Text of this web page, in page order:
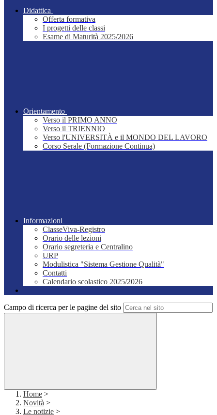
Didattica
Offerta formativa
I progetti delle classi
Esame di Maturità 2025/2026
Orientamento
Verso il PRIMO ANNO
Verso il TRIENNIO
Verso l'UNIVERSITÀ e il MONDO DEL LAVORO
Corso Serale (Formazione Continua)
Informazioni
ClasseViva-Registro
Orario delle lezioni
Orario segreteria e Centralino
URP
Modulistica "Sistema Gestione Qualità"
Contatti
Calendario scolastico 2025/2026
Campo di ricerca per le pagine del sito
Home >
Novità >
Le notizie >